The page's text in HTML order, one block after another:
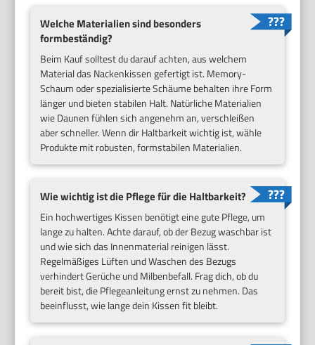
Welche Materialien sind besonders
formbeständig?
Beim Kauf solltest du darauf achten, aus welchem
Material das Nackenkissen gefertigt ist. Memory-
Schaum oder spezialisierte Schäume behalten ihre Form
länger und bieten stabilen Halt. Natürliche Materialien
wie Daunen fühlen sich angenehm an, verschleißen
aber schneller. Wenn dir Haltbarkeit wichtig ist, wähle
Produkte mit robusten, formstabilen Materialien.
Wie wichtig ist die Pflege für die Haltbarkeit?
Ein hochwertiges Kissen benötigt eine gute Pflege, um
lange zu halten. Achte darauf, ob der Bezug waschbar ist
und wie sich das Innenmaterial reinigen lässt.
Regelmäßiges Lüften und Waschen des Bezugs
verhindert Gerüche und Milbenbefall. Frag dich, ob du
bereit bist, die Pflegeanleitung ernst zu nehmen. Das
beeinflusst, wie lange dein Kissen fit bleibt.